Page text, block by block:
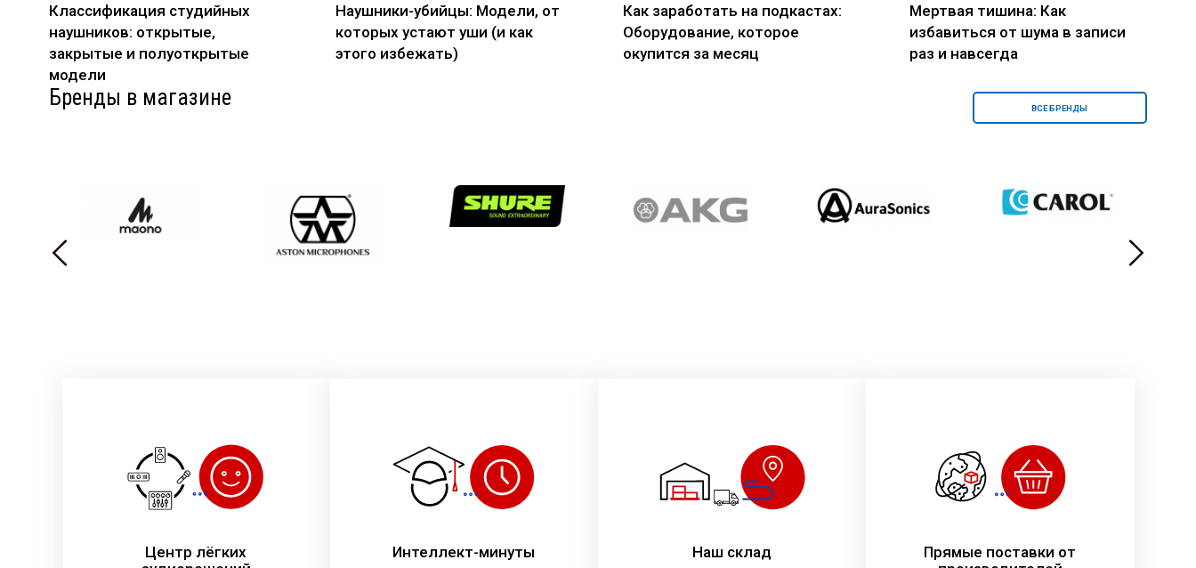
Классификация студийных
наушников: открытые,
закрытые и полуоткрытые
модели
Наушники-убийцы: Модели, от
которых устают уши (и как
этого избежать)
Как заработать на подкастах:
Оборудование, которое
окупится за месяц
Мертвая тишина: Как
избавиться от шума в записи
раз и навсегда
Бренды в магазине ВСЕ БРЕНДЫ
Центр лёгких
Интеллект-минуты Наш склад
Прямые поставки от